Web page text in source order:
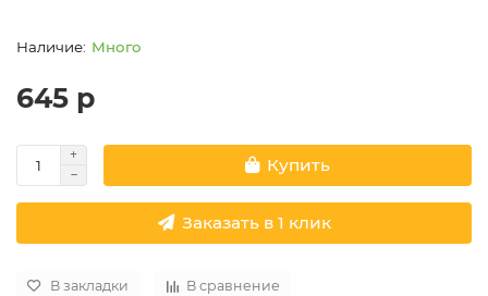
Много
645 р
Купить
Заказать в 1 клик
В закладки В сравнение